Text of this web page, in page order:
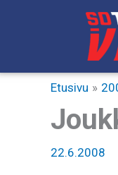
Etusivu
22.6.2008